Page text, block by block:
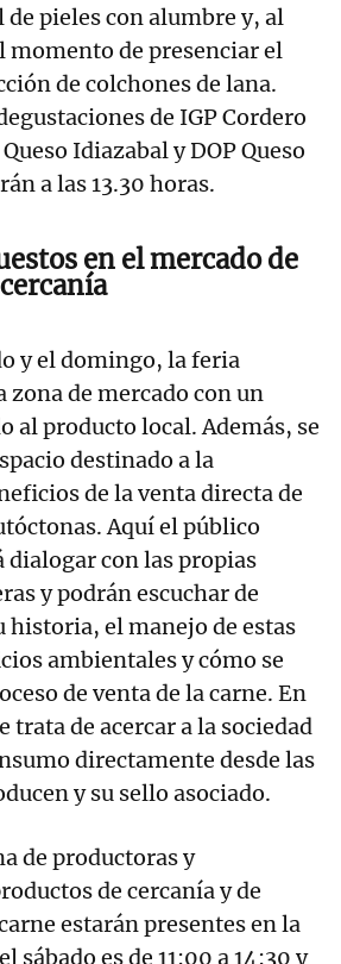
pieles con alumbre y, al
momento de presenciar el
de colchones de lana.
de IGP Cordero
Idiazabal y DOP Queso
a las 13.30 horas.
en el mercado de
y el domingo, la feria
zona de mercado con un
al producto local. Además, se
destinado a la
de la venta directa de
Aquí el público
dialogar con las propias
y podrán escuchar de
historia, el manejo de estas
ambientales y cómo se
de venta de la carne. En
trata de acercar a la sociedad
directamente desde las
y su sello asociado.
de productoras y
de cercanía y de
estarán presentes en la
sábado es de 11:00 a 14:30 y